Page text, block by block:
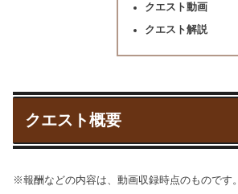
クエスト動画
クエスト解説
クエスト概要
※報酬などの内容は、動画収録時点のものです。